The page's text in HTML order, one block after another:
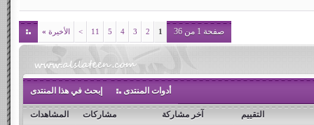
صفحة 1 من 36 1
2
3
4
5
11
> الأخيرة »
أدوات المنتدى إبحث في هذا المنتدى
التقييم آخر مشاركة مشاركات المشاهدات